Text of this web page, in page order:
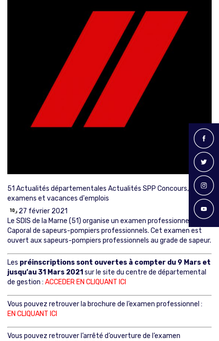
51 Actualités départementales Actualités SPP Concours,
examens et vacances d'emplois
27 février 2021
Le SDIS de la Marne (51) organise un examen professionnel de
Caporal de sapeurs-pompiers professionnels. Cet examen est
ouvert aux sapeurs-pompiers professionnels au grade de sapeur.
Les préinscriptions sont ouvertes à compter du 9 Mars et
jusqu’au 31 Mars 2021 sur le site du centre de départemental
de gestion : ACCEDER EN CLIQUANT ICI
Vous pouvez retrouver la brochure de l’examen professionnel :
EN CLIQUANT ICI
Vous pouvez retrouver l’arrêté d’ouverture de l’examen